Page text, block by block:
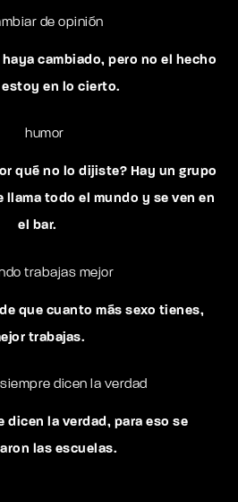
cambiado, pero no el hecho
estoy en lo cierto.
qué no lo dijiste? Hay un grupo
llama todo el mundo y se ven en
el bar.
que cuanto más sexo tienes,
trabajas.
dicen la verdad, para eso se
las escuelas.